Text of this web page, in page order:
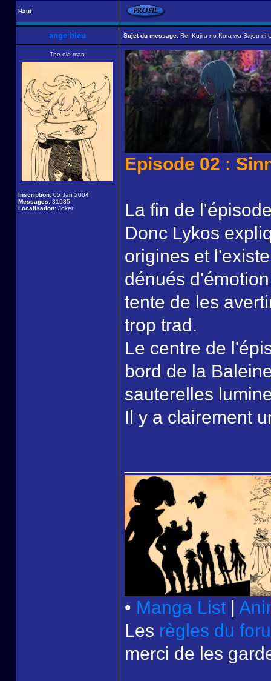
Haut
ange bleu Sujet du message: Re: Kujira no Kora wa Sajou ni
The old man
Inscription: 05 Jan 2004
Messages: 31585
Localisation: Joker
Episode 02 :
La fin de
Donc Lykos
origines et
dénués
tente de les
trop trad.
Le centre de
bord de la
sauterelles
Il y a clairement
• Manga List |
Les règles du
merci de les